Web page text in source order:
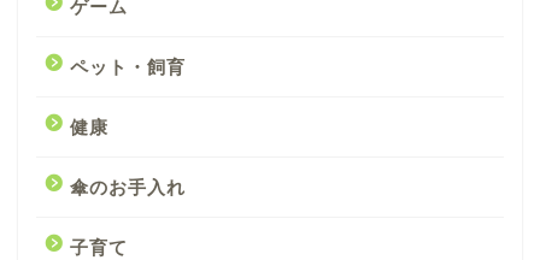
ゲーム
ペット・飼育
健康
傘のお手入れ
子育て